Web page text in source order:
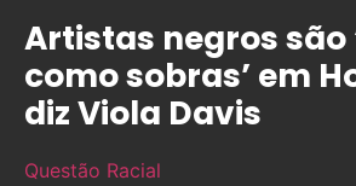
Artistas negros são
como sobras’ em
diz Viola Davis
Questão Racial